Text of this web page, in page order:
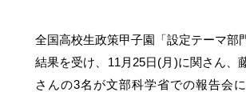
全国高校生政策甲子園「設定テーマ部
結果を受け、11月25日(月)に関さん、
さんの3名が文部科学省での報告会